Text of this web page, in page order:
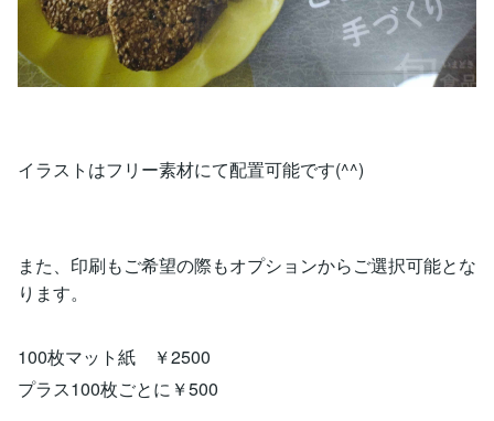
イラストはフリー素材にて配置可能です(^^)
また、印刷もご希望の際もオプションからご選択可能とな
ります。
100枚マット紙 ￥2500
プラス100枚ごとに￥500